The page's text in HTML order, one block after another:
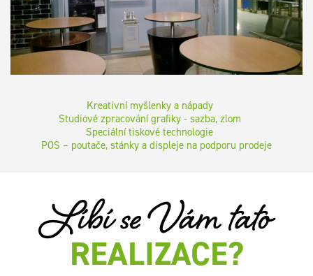
Kreativní myšlenky a nápady
Studiové zpracování grafiky - sazba, zlom
Speciální tiskové technologie
POS – poutače, stánky a displeje na podporu prodeje
Líbí se Vám tato
REALIZACE?